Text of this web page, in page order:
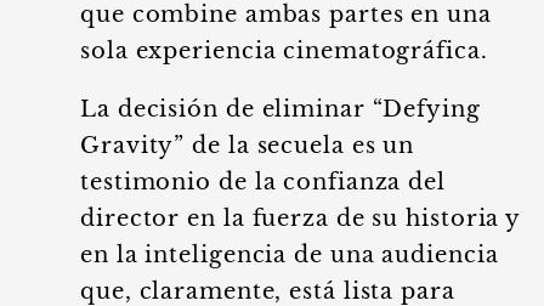
que combine ambas partes en una
sola experiencia cinematográfica.
La decisión de eliminar “Defying
Gravity” de la secuela es un
testimonio de la confianza del
director en la fuerza de su historia y
en la inteligencia de una audiencia
que, claramente, está lista para